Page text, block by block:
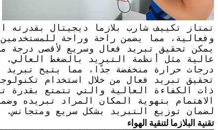
تمتاز تكييف شارب بلازما ديجيتال بقدرته
وفعالية، مما يضمن راحة وراحة
يمكن تحقيق تبريد فعال وسريع لأقصى درجة
عالية مثل أنظمة التبريد بالضغط العالي.
درجات حرارة منخفضة جدًا، مما يتيح تبريد
تحقيق تبريد فعال من خلال استخدام
ذات الكفاءة العالية والتي تتمتع بقدرة
الاهتمام بتهوية المكان المراد تبريده
لضمان توزيع التبريد بشكل سريع ومتجانس.
تقنية البلازما لتنقية الهواء